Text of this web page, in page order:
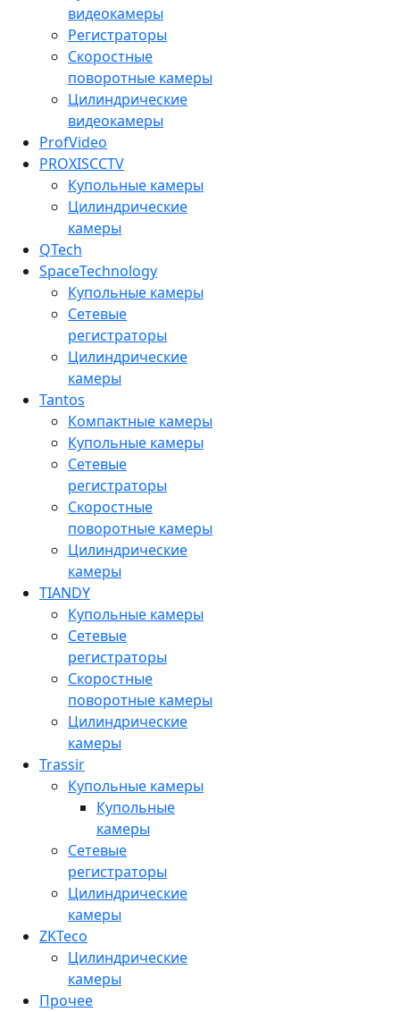
видеокамеры
Регистраторы
Скоростные
поворотные камеры
Цилиндрические
видеокамеры
ProfVideo
PROXISCCTV
Купольные камеры
Цилиндрические
камеры
QTech
SpaceTechnology
Купольные камеры
Сетевые
регистраторы
Цилиндрические
камеры
Tantos
Компактные камеры
Купольные камеры
Сетевые
регистраторы
Скоростные
поворотные камеры
Цилиндрические
камеры
TIANDY
Купольные камеры
Сетевые
регистраторы
Скоростные
поворотные камеры
Цилиндрические
камеры
Trassir
Купольные камеры
Купольные
камеры
Сетевые
регистраторы
Цилиндрические
камеры
ZKTeco
Цилиндрические
камеры
Прочее